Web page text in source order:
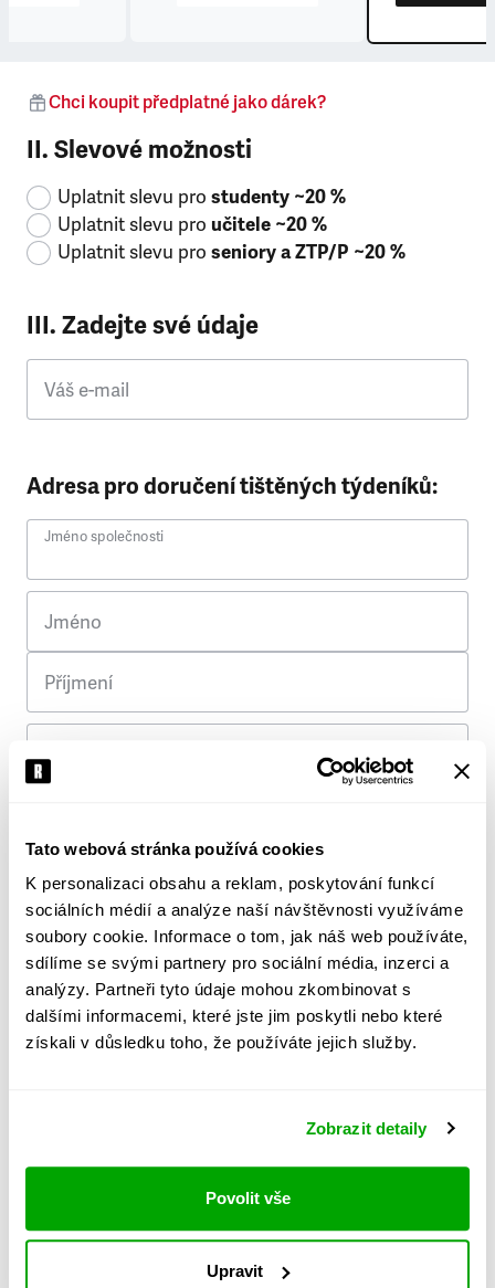
Tato webová stránka používá cookies
K personalizaci obsahu a reklam, poskytování funkcí
sociálních médií a analýze naší návštěvnosti využíváme
soubory cookie. Informace o tom, jak náš web používáte,
sdílíme se svými partnery pro sociální média, inzerci a
analýzy. Partneři tyto údaje mohou zkombinovat s
dalšími informacemi, které jste jim poskytli nebo které
získali v důsledku toho, že používáte jejich služby.
Zobrazit detaily
Povolit vše
Upravit
Chci koupit předplatné jako dárek?
II. Slevové možnosti
Uplatnit slevu pro studenty ~20 %
Uplatnit slevu pro učitele ~20 %
Uplatnit slevu pro seniory a ZTP/P ~20 %
III. Zadejte své údaje
Váš e-mail
Adresa pro doručení tištěných týdeníků:
Jméno společnosti
Jméno
Příjmení
Ulice
Město
PSČ
Stát
doručování týdeníku Respekt v tištěné verzi, na
první vydání ve vaší schránce se můžete těšit